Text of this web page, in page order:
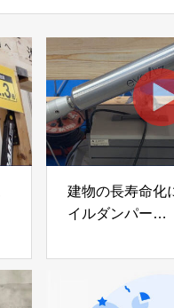
建物の長寿命化
イルダンパー
「evoltz」